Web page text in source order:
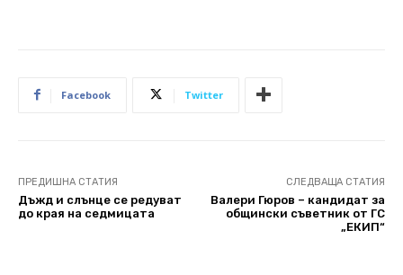
Facebook Twitter
ПРЕДИШНА СТАТИЯ
Дъжд и слънце се редуват
до края на седмицата
СЛЕДВАЩА СТАТИЯ
Валери Гюров – кандидат за
общински съветник от ГС
„ЕКИП“